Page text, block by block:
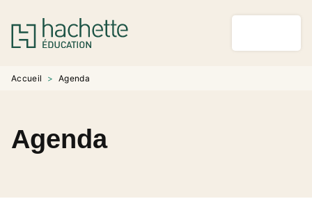
MENU RECHERCHE
PIED DE PAGE
Accueil > Agenda
Agenda